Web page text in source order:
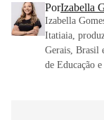
PorIzabella
Izabella
Itatiaia,
Gerais, Brasil
de Educação e